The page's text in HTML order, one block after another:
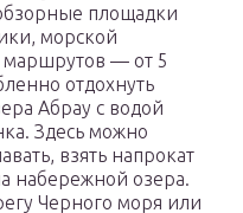
площадки
морской
маршрутов — от 5
отдохнуть
Абрау с водой
Здесь можно
взять напрокат
набережной озера.
Черного моря или